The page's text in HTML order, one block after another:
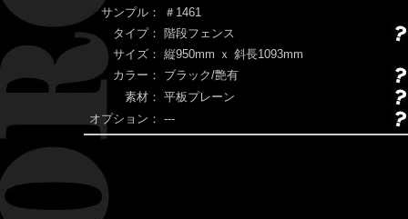
サンプル：
＃1461
タイプ：
階段フェンス
サイズ： 縦950mm ｘ 斜長1093mm
カラー：
ブラック/艶有
素材： 平板プレーン
オプション： ---